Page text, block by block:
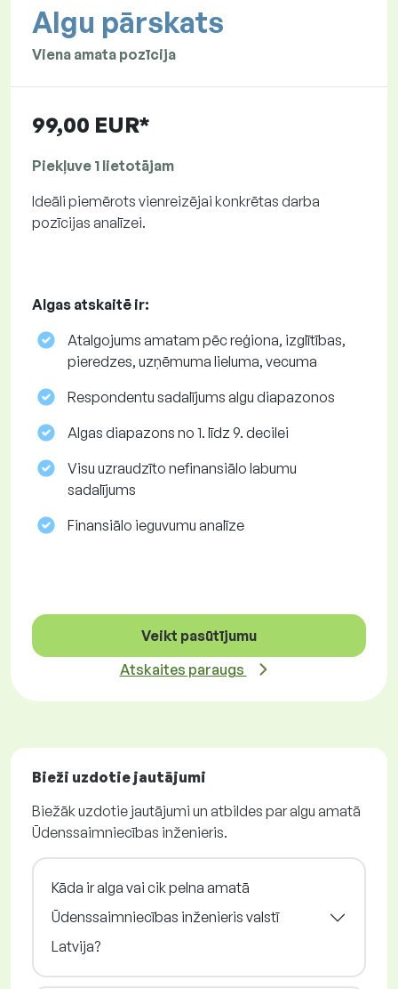
Algu pārskats
Viena amata pozīcija
99,00 EUR*
Piekļuve 1 lietotājam
Ideāli piemērots vienreizējai konkrētas darba
pozīcijas analīzei.
Algas atskaitē ir:
Atalgojums amatam pēc reģiona, izglītības,
pieredzes, uzņēmuma lieluma, vecuma
Respondentu sadalījums algu diapazonos
Algas diapazons no 1. līdz 9. decilei
Visu uzraudzīto nefinansiālo labumu
sadalījums
Finansiālo ieguvumu analīze
Veikt pasūtījumu
Atskaites paraugs
Bieži uzdotie jautājumi
Biežāk uzdotie jautājumi un atbildes par algu amatā
Ūdenssaimniecības inženieris.
Kāda ir alga vai cik pelna amatā
Ūdenssaimniecības inženieris valstī
Latvija?